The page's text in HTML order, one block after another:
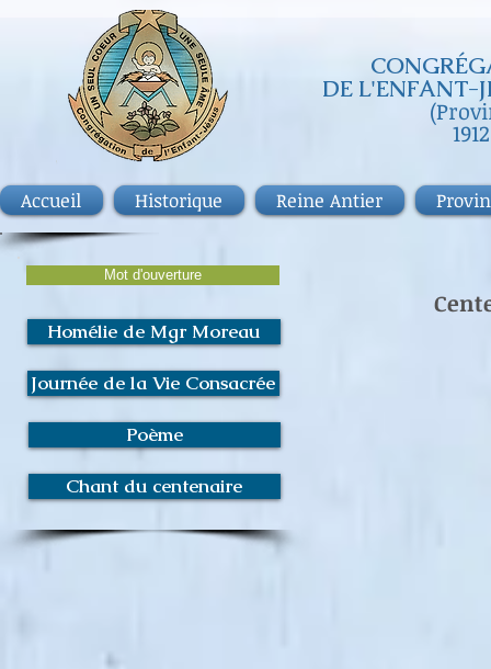
DE L'ENFANT-
Accueil Historique Reine Antier
Mot d'ouverture
Homélie de Mgr Moreau
Journée de la Vie Consacrée
Poème
Chant du centenaire